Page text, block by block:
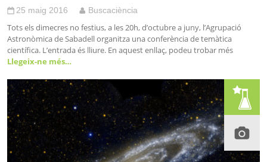
25 maig 2016 Buscaciència
Tots els dimecres no festius, a les 20h, d’octubre a juny, l’Agrupació
Astronòmica de Sabadell organitza una conferència de temàtica
científica. L’entrada és lliure. En aquest enllaç, podeu trobar més
Llegeix-ne més…